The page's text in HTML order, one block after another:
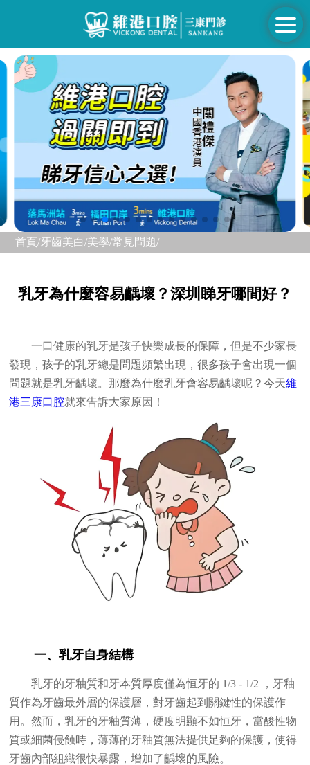
首頁/牙齒美白/美學/常見問題/
乳牙為什麼容易齲壞？深圳睇牙哪間好？
一口健康的乳牙是孩子快樂成長的保障，但是不少家長
發現，孩子的乳牙總是問題頻繁出現，很多孩子會出現一個
問題就是乳牙齲壞。那麼為什麼乳牙會容易齲壞呢？今天維
港三康口腔就來告訴大家原因！
一、乳牙自身結構
乳牙的牙釉質和牙本質厚度僅為恒牙的 1/3 - 1/2 ，牙釉
質作為牙齒最外層的保護層，對牙齒起到關鍵性的保護作
用。然而，乳牙的牙釉質薄，硬度明顯不如恒牙，當酸性物
質或細菌侵蝕時，薄薄的牙釉質無法提供足夠的保護，使得
牙齒內部組織很快暴露，增加了齲壞的風險。